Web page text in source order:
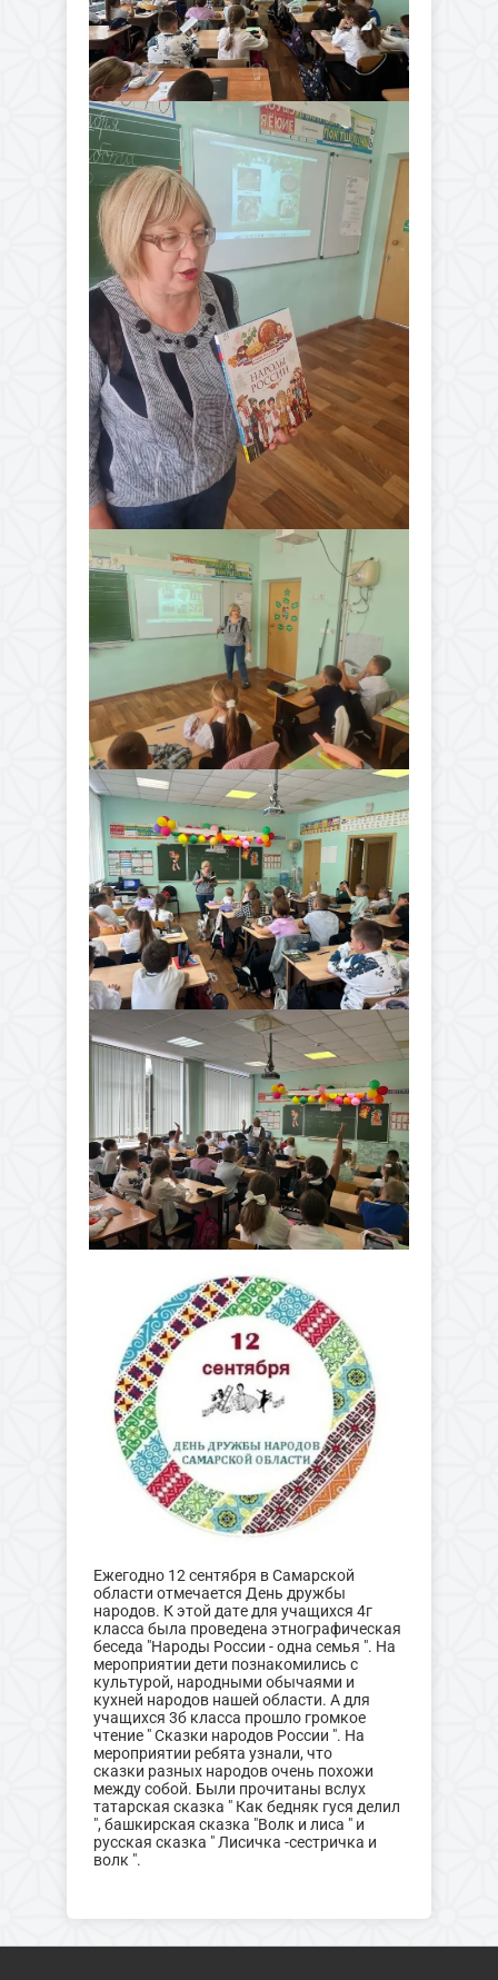
Ежегодно 12 сентября в Самарской
области отмечается День дружбы
народов. К этой дате для учащихся 4г
класса была проведена этнографическая
беседа "Народы России - одна семья ". На
мероприятии дети познакомились с
культурой, народными обычаями и
кухней народов нашей области. А для
учащихся 3б класса прошло громкое
чтение " Сказки народов России ". На
мероприятии ребята узнали, что
сказки разных народов очень похожи
между собой. Были прочитаны вслух
татарская сказка " Как бедняк гуся делил
", башкирская сказка "Волк и лиса " и
русская сказка " Лисичка -сестричка и
волк ".